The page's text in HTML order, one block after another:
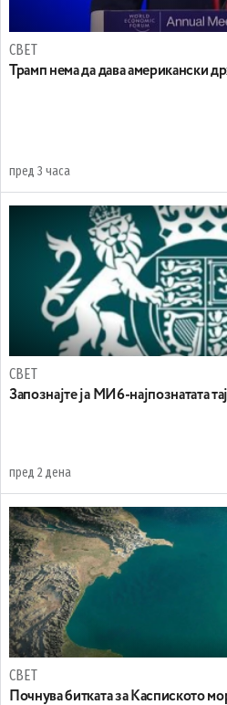
СВЕТ
Трамп нема да дава американски
пред 3 часа
СВЕТ
Запознајте ја МИ6-најпознатата
пред 2 дена
СВЕТ
Почнува битката за Каспиското